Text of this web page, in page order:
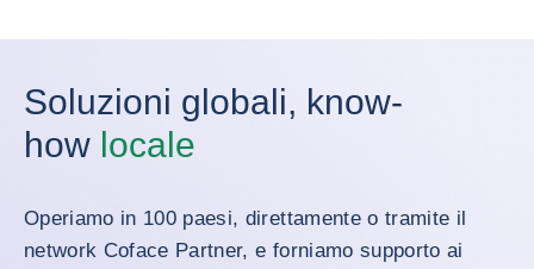
Soluzioni globali, know-
how locale
Operiamo in 100 paesi, direttamente o tramite il
network Coface Partner, e forniamo supporto ai